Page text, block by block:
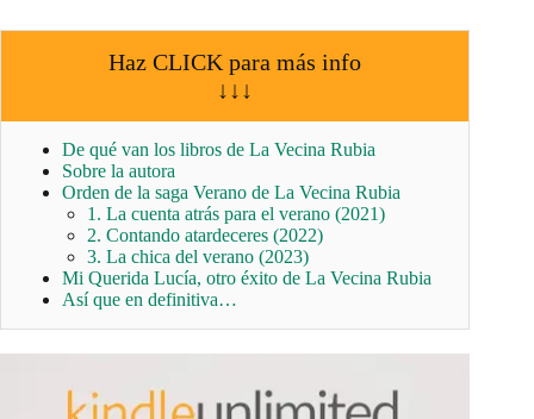
Haz CLICK para más info
↓↓↓
De qué van los libros de La Vecina Rubia
Sobre la autora
Orden de la saga Verano de La Vecina Rubia
1. La cuenta atrás para el verano (2021)
2. Contando atardeceres (2022)
3. La chica del verano (2023)
Mi Querida Lucía, otro éxito de La Vecina Rubia
Así que en definitiva…